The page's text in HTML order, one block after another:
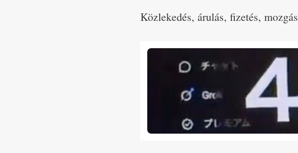
Közlekedés, árulás, fizetés, mozgás